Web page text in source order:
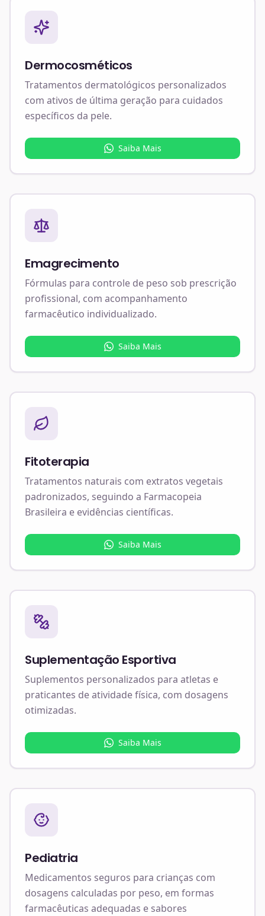
Dermocosméticos
Tratamentos dermatológicos personalizados
com ativos de última geração para cuidados
específicos da pele.
Saiba Mais
Emagrecimento
Fórmulas para controle de peso sob prescrição
profissional, com acompanhamento
farmacêutico individualizado.
Saiba Mais
Fitoterapia
Tratamentos naturais com extratos vegetais
padronizados, seguindo a Farmacopeia
Brasileira e evidências científicas.
Saiba Mais
Suplementação Esportiva
Suplementos personalizados para atletas e
praticantes de atividade física, com dosagens
otimizadas.
Saiba Mais
Pediatria
Medicamentos seguros para crianças com
dosagens calculadas por peso, em formas
farmacêuticas adequadas e sabores